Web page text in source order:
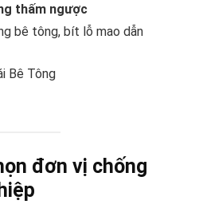
thấm ngược
bê tông, bít lỗ mao dẫn
đơn vị chống